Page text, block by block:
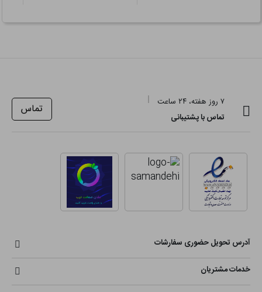
۷ روز هفته، ۲۴ ساعت
تماس با پشتیبانی
تماس
آدرس تحویل حضوری سفارشات
خدمات مشتریان